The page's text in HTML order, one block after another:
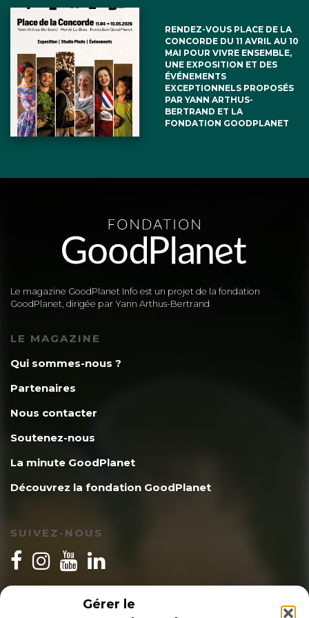
Gérer le
croyances ésotériques codifiées, dans
une concurrence privilégiant le nombre
de leurs adeptes sur leur bien-être ici et
maintenant.
Et ces pouvoirs ne cessent eux-mêmes
l’influence de désordres naturels
exigences d’une espèce humaine dont
la prolifération est proportionnelle à ses
Jean-Pierre Bardinet
leurs projections multidécennales ne
valent pas un clou. Avant de
cataclysmique sur la base de
RENDEZ-VOUS PLACE DE LA
CONCORDE DU 11 AVRIL AU 10
MAI POUR VIVRE ENSEMBLE,
UNE EXPOSITION ET DES
ÉVÉNEMENTS
EXCEPTIONNELS PROPOSÉS
PAR YANN ARTHUS-
BERTRAND ET LA
FONDATION GOODPLANET
Le magazine GoodPlanet Info est un projet de la fondation
GoodPlanet, dirigée par Yann Arthus-Bertrand
LE MAGAZINE
Qui sommes-nous ?
Partenaires
Nous contacter
Soutenez-nous
La minute GoodPlanet
Découvrez la fondation GoodPlanet
SUIVEZ-NOUS
INSCRIPTION NEWSLETTER